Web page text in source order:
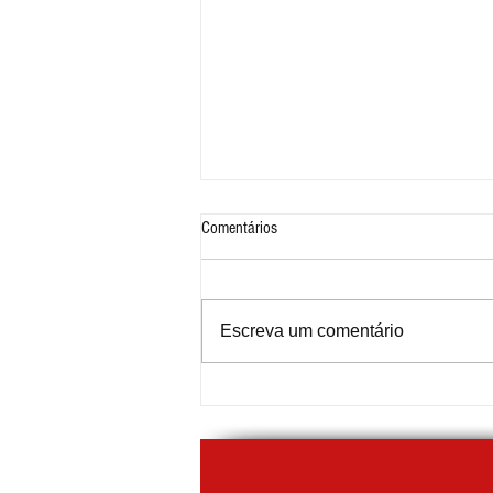
Diadema
Comentários
Escreva um comentário